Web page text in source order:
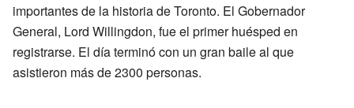
importantes de la historia de Toronto. El Gobernador
General, Lord Willingdon, fue el primer huésped en
registrarse. El día terminó con un gran baile al que
asistieron más de 2300 personas.